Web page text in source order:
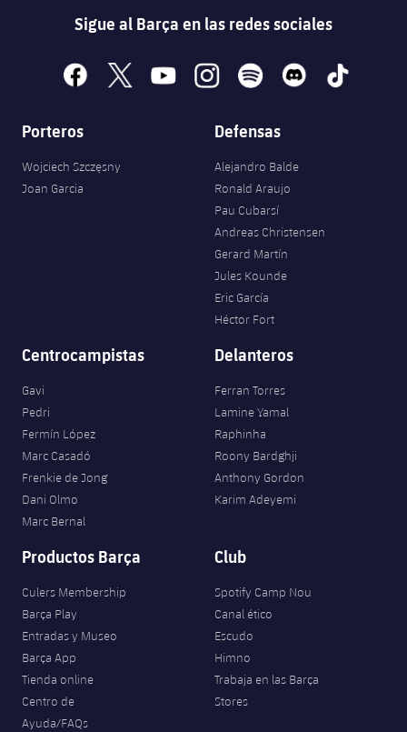
Sigue al Barça en las redes sociales
facebook
x youtubeinstagramspotify discord tiktok
Porteros
Wojciech Szczęsny
Joan Garcia
Defensas
Alejandro Balde
Ronald Araujo
Pau Cubarsí
Andreas Christensen
Gerard Martín
Jules Kounde
Eric García
Héctor Fort
Centrocampistas
Gavi
Pedri
Fermín López
Marc Casadó
Frenkie de Jong
Dani Olmo
Marc Bernal
Delanteros
Ferran Torres
Lamine Yamal
Raphinha
Roony Bardghji
Anthony Gordon
Karim Adeyemi
Productos Barça
Culers Membership
Barça Play
Entradas y Museo
Barça App
Tienda online
Centro de
Ayuda/FAQs
Club
Spotify Camp Nou
Canal ético
Escudo
Himno
Trabaja en las Barça
Stores